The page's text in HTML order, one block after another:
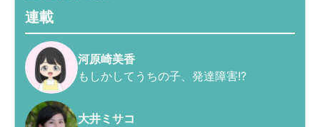
連載
河原崎美香
もしかしてうちの子、発達障害!?
大井ミサコ